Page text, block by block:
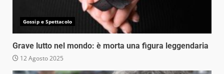
Gossip e Spettacolo
Grave lutto nel mondo: è morta una figura leggendaria
12 Agosto 2025